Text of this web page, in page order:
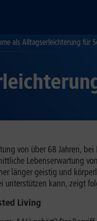
als Alltagserleichterung für
von über 68 Jahren,
Lebenserwartung
länger geistig und
unterstützen kann, zeigt
Living